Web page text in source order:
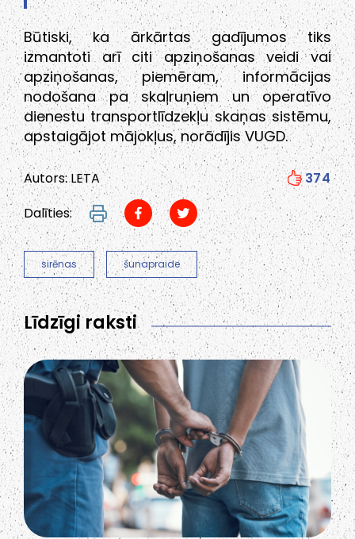
Būtiski, ka ārkārtas gadījumos tiks
izmantoti arī citi apziņošanas veidi vai
apziņošanas, piemēram, informācijas
nodošana pa skaļruņiem un operatīvo
dienestu transportlīdzekļu skaņas sistēmu,
apstaigājot mājokļus, norādījis VUGD.
Autors: LETA
374
Dalīties:
sirēnas šunapraide
Līdzīgi raksti